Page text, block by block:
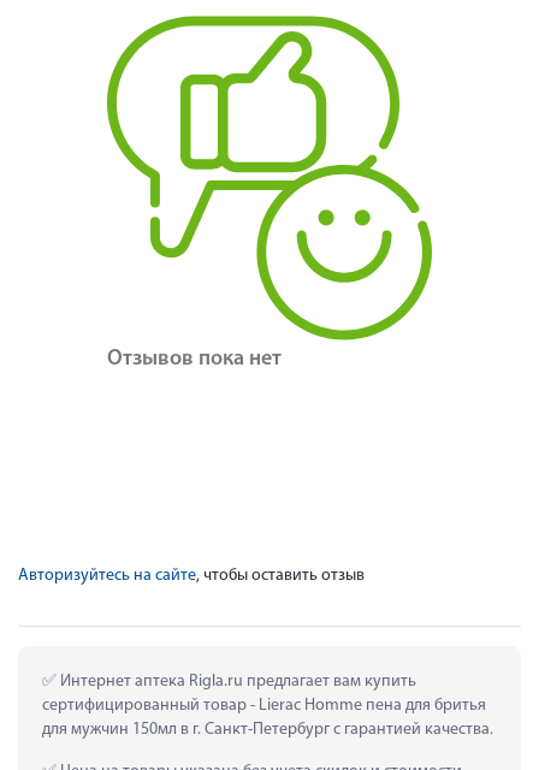
Отзывов пока нет
Авторизуйтесь на сайте, чтобы оставить отзыв
Интернет аптека Rigla.ru предлагает вам купить
сертифицированный товар - Lierac Homme пена для бритья
для мужчин 150мл в г. Санкт-Петербург с гарантией качества.